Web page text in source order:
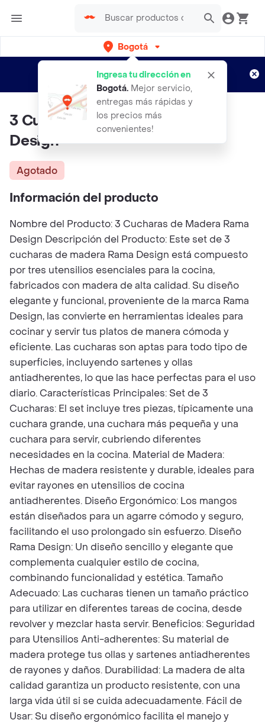
Bogotá
Ingresa tu dirección en
Bogotá. Mejor servicio,
entregas más rápidas y
los precios más
convenientes!
envíos gratis por semanas
Aplican TyC
3 Cucharas De Madera Rama
Design
Agotado
Información del producto
Nombre del Producto: 3 Cucharas de Madera Rama
Design Descripción del Producto: Este set de 3
cucharas de madera Rama Design está compuesto
por tres utensilios esenciales para la cocina,
fabricados con madera de alta calidad. Su diseño
elegante y funcional, proveniente de la marca Rama
Design, las convierte en herramientas ideales para
cocinar y servir tus platos de manera cómoda y
eficiente. Las cucharas son aptas para todo tipo de
superficies, incluyendo sartenes y ollas
antiadherentes, lo que las hace perfectas para el uso
diario. Características Principales: Set de 3
Cucharas: El set incluye tres piezas, típicamente una
cuchara grande, una cuchara más pequeña y una
cuchara para servir, cubriendo diferentes
necesidades en la cocina. Material de Madera:
Hechas de madera resistente y durable, ideales para
evitar rayones en utensilios de cocina
antiadherentes. Diseño Ergonómico: Los mangos
están diseñados para un agarre cómodo y seguro,
facilitando el uso prolongado sin esfuerzo. Diseño
Rama Design: Un diseño sencillo y elegante que
complementa cualquier estilo de cocina,
combinando funcionalidad y estética. Tamaño
Adecuado: Las cucharas tienen un tamaño práctico
para utilizar en diferentes tareas de cocina, desde
revolver y mezclar hasta servir. Beneficios: Seguridad
para Utensilios Anti-adherentes: Su material de
madera protege tus ollas y sartenes antiadherentes
de rayones y daños. Durabilidad: La madera de alta
calidad garantiza un producto resistente, con una
larga vida útil si se cuida adecuadamente. Fácil de
Usar: Su diseño ergonómico facilita el manejo y